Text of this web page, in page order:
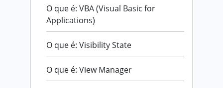
O que é: VBA (Visual Basic for
Applications)
O que é: Visibility State
O que é: View Manager